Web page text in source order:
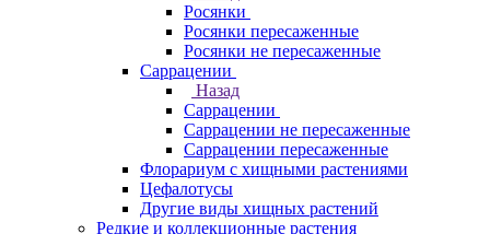
Росянки
Росянки пересаженные
Росянки не пересаженные
Саррацении
Назад
Саррацении
Саррацении не пересаженные
Саррацении пересаженные
Флорариум с хищными растениями
Цефалотусы
Другие виды хищных растений
Редкие и коллекционные растения